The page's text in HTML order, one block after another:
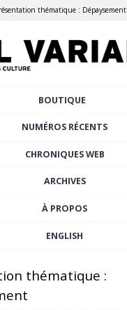
thématique : Dépaysement
BOUTIQUE
NUMÉROS RÉCENTS
CHRONIQUES WEB
ARCHIVES
À PROPOS
ENGLISH
thématique :